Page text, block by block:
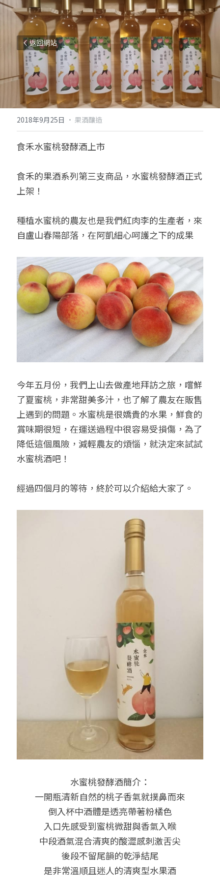
返回網站
2018年9月25日 · 果酒釀造
食禾水蜜桃發酵酒上市
食禾的果酒系列第三支商品，水蜜桃發酵酒正式
上架！
種植水蜜桃的農友也是我們紅肉李的生產者，來
自盧山春陽部落，在阿凱細心呵護之下的成果
今年五月份，我們上山去做產地拜訪之旅，嚐鮮
了夏蜜桃，非常甜美多汁，也了解了農友在販售
上遇到的問題。水蜜桃是很嬌貴的水果，鮮食的
賞味期很短，在運送過程中很容易受損傷，為了
降低這個風險，減輕農友的煩惱，就決定來試試
水蜜桃酒吧！
經過四個月的等待，終於可以介紹給大家了。
水蜜桃發酵酒簡介：
一開瓶清新自然的桃子香氣就撲鼻而來
倒入杯中酒體是透亮帶著粉橘色
入口先感受到蜜桃微甜與香氣入喉
中段酒氣混合清爽的酸澀感刺激舌尖
後段不留尾韻的乾淨結尾
是非常溫順且迷人的清爽型水果酒